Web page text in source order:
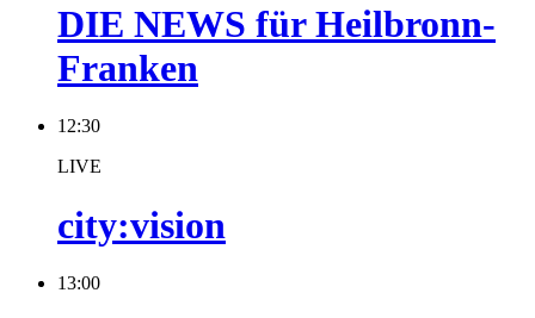
DIE NEWS für Heilbronn-
Franken
12:30
LIVE
city:vision
13:00